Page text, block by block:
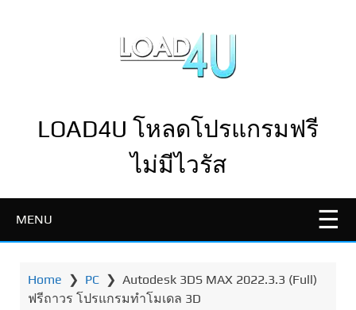
LOAD4U โหลดโปรแกรมฟรี
ไม่มีไวรัส
MENU
Home ❯ PC ❯ Autodesk 3DS MAX 2022.3.3 (Full)
ฟรีถาวร โปรแกรมทำโมเดล 3D